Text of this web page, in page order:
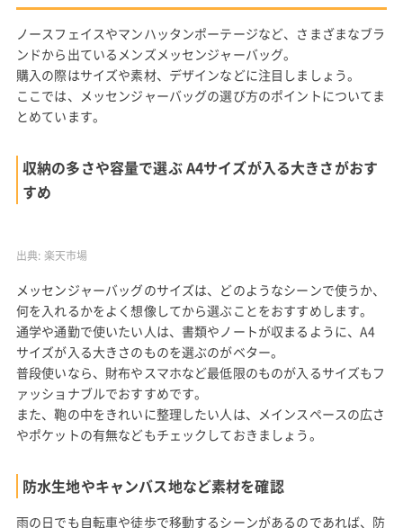
ノースフェイスやマンハッタンポーテージなど、さまざまなブラ
ンドから出ているメンズメッセンジャーバッグ。
購入の際はサイズや素材、デザインなどに注目しましょう。
ここでは、メッセンジャーバッグの選び方のポイントについてま
とめています。
収納の多さや容量で選ぶ A4サイズが入る大きさがおす
すめ
出典: 楽天市場
メッセンジャーバッグのサイズは、どのようなシーンで使うか、
何を入れるかをよく想像してから選ぶことをおすすめします。
通学や通勤で使いたい人は、書類やノートが収まるように、A4
サイズが入る大きさのものを選ぶのがベター。
普段使いなら、財布やスマホなど最低限のものが入るサイズもフ
ァッショナブルでおすすめです。
また、鞄の中をきれいに整理したい人は、メインスペースの広さ
やポケットの有無などもチェックしておきましょう。
防水生地やキャンバス地など素材を確認
雨の日でも自転車や徒歩で移動するシーンがあるのであれば、防